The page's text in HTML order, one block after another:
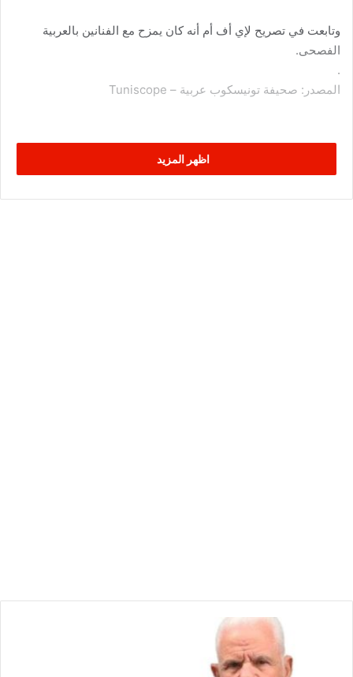
وتابعت في تصريح لإي أف أم أنه كان يمزح مع الفنانين بالعربية
الفصحى.
.
المصدر: صحيفة تونيسكوب عربية – Tuniscope
اظهر المزيد